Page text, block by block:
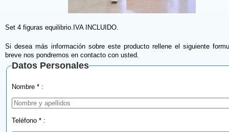
Set 4 figuras equilibrio.IVA INCLUIDO.
Si desea más información sobre este producto rellene el siguiente
breve nos pondremos en contacto con usted.
Datos Personales
Nombre * :
Teléfono * :